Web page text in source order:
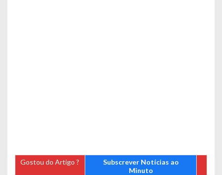
Gostou do Artigo ?
Subscrever Notícias ao
Minuto